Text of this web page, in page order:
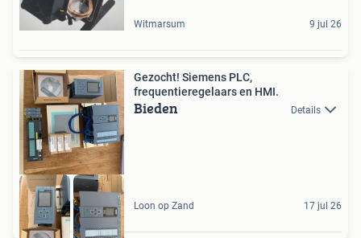
Witmarsum 9 jul 26
Gezocht! Siemens PLC,
frequentieregelaars en HMI.
Bieden Details
Loon op Zand 17 jul 26